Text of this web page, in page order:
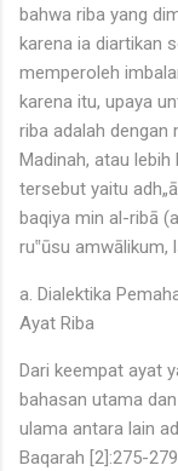
bahwa riba yang
karena ia diartikan
memperoleh
karena itu, upaya
riba adalah dengan
Madinah, atau
tersebut yaitu
baqiya min al-ribā
ru‟ūsu amwālikum,
a. Dialektika
Ayat Riba
Dari keempat ayat
bahasan utama
ulama antara lain
Baqarah [2]:275-